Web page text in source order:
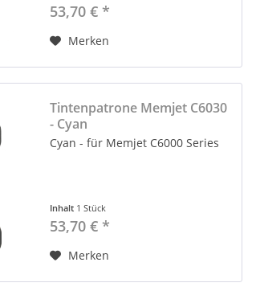
53,70 € *
Merken
Tintenpatrone Memjet C6030
- Cyan
Cyan - für Memjet C6000 Series
Inhalt 1 Stück
53,70 € *
Merken